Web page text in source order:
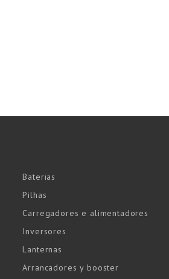
Baterias
Pilhas
Carregadores e alimentadores
Inversores
Lanternas
Arrancadores y booster